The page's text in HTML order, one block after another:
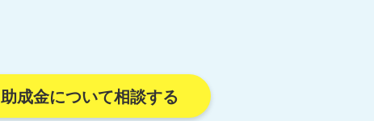
助成金について相談する